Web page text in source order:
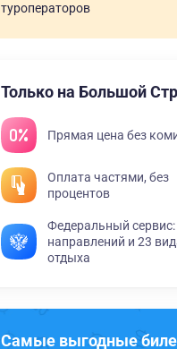
туроператоров
Только на Большой
Прямая цена без
Оплата частями, без
процентов
Федеральный сервис:
направлений и 23
отдыха
Самые выгодные